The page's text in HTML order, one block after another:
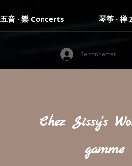
五音 · 樂 Concerts 琴筝 ·
Se connecter
Chez Sissy's